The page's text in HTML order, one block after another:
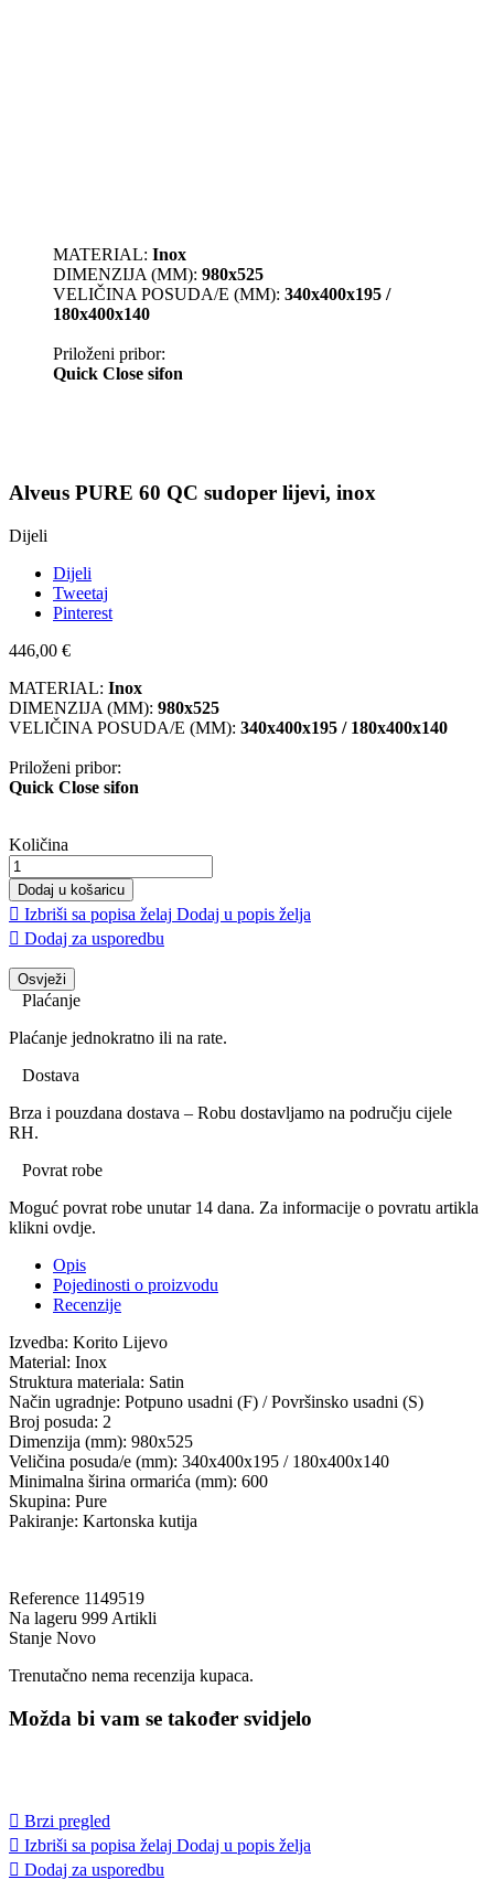
MATERIAL: Inox
DIMENZIJA (MM): 980x525
VELIČINA POSUDA/E (MM): 340x400x195 /
180x400x140
Priloženi pribor:
Quick Close sifon
Alveus PURE 60 QC sudoper lijevi, inox
Dijeli
Dijeli
Tweetaj
Pinterest
446,00 €
MATERIAL: Inox
DIMENZIJA (MM): 980x525
VELIČINA POSUDA/E (MM): 340x400x195 / 180x400x140
Priloženi pribor:
Quick Close sifon
Količina
Dodaj u košaricu
 Izbriši sa popisa želaj Dodaj u popis želja
 Dodaj za usporedbu
Plaćanje
Plaćanje jednokratno ili na rate.
Dostava
Brza i pouzdana dostava – Robu dostavljamo na području cijele
RH.
Povrat robe
Moguć povrat robe unutar 14 dana. Za informacije o povratu artikla
klikni ovdje.
Opis
Pojedinosti o proizvodu
Recenzije
Izvedba: Korito Lijevo
Material: Inox
Struktura materiala: Satin
Način ugradnje: Potpuno usadni (F) / Površinsko usadni (S)
Broj posuda: 2
Dimenzija (mm): 980x525
Veličina posuda/e (mm): 340x400x195 / 180x400x140
Minimalna širina ormarića (mm): 600
Skupina: Pure
Pakiranje: Kartonska kutija
Reference 1149519
Na lageru 999 Artikli
Stanje Novo
Trenutačno nema recenzija kupaca.
Možda bi vam se također svidjelo
 Brzi pregled
 Izbriši sa popisa želaj Dodaj u popis želja
 Dodaj za usporedbu